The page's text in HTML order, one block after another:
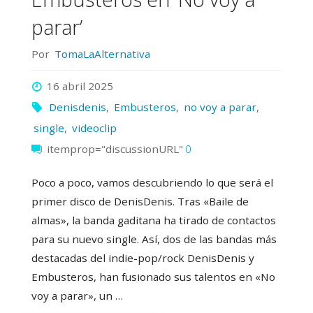
parar’
Por TomaLaAlternativa
16 abril 2025
Denisdenis, Embusteros, no voy a parar,
single, videoclip
itemprop="discussionURL" 0
Poco a poco, vamos descubriendo lo que será el
primer disco de DenisDenis. Tras «Baile de
almas», la banda gaditana ha tirado de contactos
para su nuevo single. Así, dos de las bandas más
destacadas del indie-pop/rock DenisDenis y
Embusteros, han fusionado sus talentos en «No
voy a parar», un …